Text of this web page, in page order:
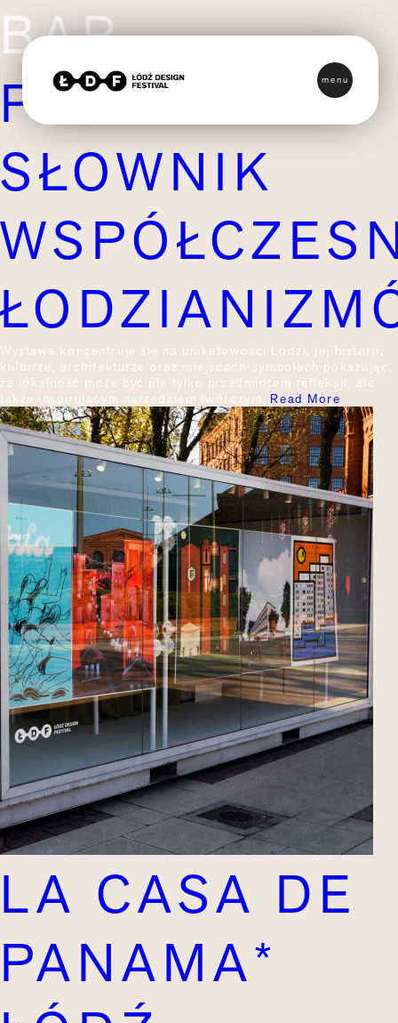
menu
BAR
POP-UP:
SŁOWNIK
Wystawa koncentruje się na unikatowości Łodzi, jej historii,
kulturze, architekturze oraz miejscach-symbolach pokazując,
że lokalność może być nie tylko przedmiotem refleksji, ale
także inspirującym narzędziem twórczym. Read More
LA CASA DE
PANAMA*